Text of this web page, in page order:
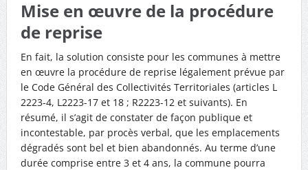
Mise en œuvre de la procédure
de reprise
En fait, la solution consiste pour les communes à mettre
en œuvre la procédure de reprise légalement prévue par
le Code Général des Collectivités Territoriales (articles L
2223-4, L2223-17 et 18 ; R2223-12 et suivants). En
résumé, il s’agit de constater de façon publique et
incontestable, par procès verbal, que les emplacements
dégradés sont bel et bien abandonnés. Au terme d’une
durée comprise entre 3 et 4 ans, la commune pourra